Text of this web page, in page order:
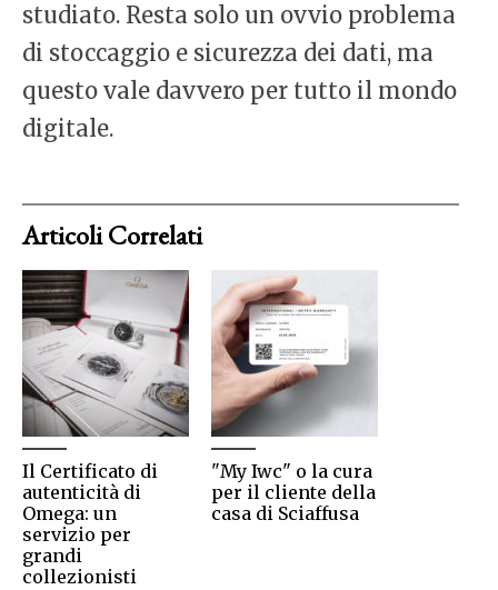
studiato. Resta solo un ovvio problema
di stoccaggio e sicurezza dei dati, ma
questo vale davvero per tutto il mondo
digitale.
Articoli Correlati
Il Certificato di
autenticità di
Omega: un
servizio per
grandi
collezionisti
"My Iwc" o la cura
per il cliente della
casa di Sciaffusa